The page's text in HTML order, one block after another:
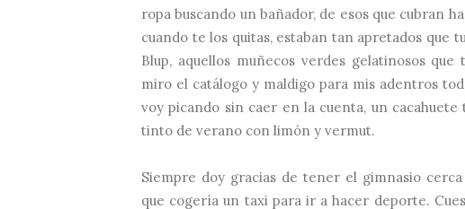
ropa buscando un bañador, de esos que cubran
cuando te los quitas, estaban tan apretados que
Blup, aquellos muñecos verdes gelatinosos
miro el catálogo y maldigo para mis adentros
voy picando sin caer en la cuenta, un
tinto de verano con limón y vermut.
Siempre doy gracias de tener el gimnasio
que cogería un taxi para ir a hacer deporte.